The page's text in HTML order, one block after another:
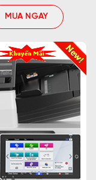
nay đang cung
và một trong
giới thiệu
vị có nhiều
doanh thiết
tại sao chúng
nhé.
những mặt
MUA NGAY